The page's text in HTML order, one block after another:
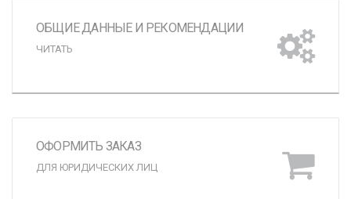
ОБЩИЕ ДАННЫЕ И РЕКОМЕНДАЦИИ
ЧИТАТЬ
ОФОРМИТЬ ЗАКАЗ
ДЛЯ ЮРИДИЧЕСКИХ ЛИЦ